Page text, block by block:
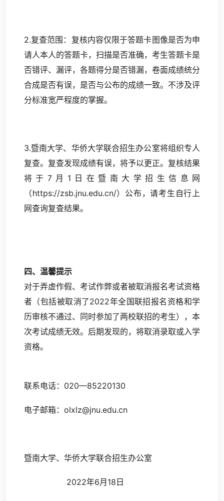
2.复查范围：复核内容仅限于答题卡图像是否为申
请人本人的答题卡，扫描是否准确，考生答题卡是
否错评、漏评，各题得分是否错漏，卷面成绩统分
合成是否有误，是否与公布的成绩一致。不涉及评
分标准宽严程度的掌握。
3.暨南大学、华侨大学联合招生办公室将组织专人
复查。复查发现成绩有误，将予以更正。复核结果
将于7月1日在暨南大学招生信息网
（https://zsb.jnu.edu.cn/）公布，请考生自行上
网查询复查结果。
四、温馨提示
对于弄虚作假、考试作弊或者被取消报名考试资格
者（包括被取消了2022年全国联招报名资格和学
历审核不通过、同时参加了两校联招的考生），本
次考试成绩无效。后期发现的，将取消录取或入学
资格。
联系电话：020—85220130
电子邮箱：olxlz@jnu.edu.cn
暨南大学、华侨大学联合招生办公室
2022年6月18日